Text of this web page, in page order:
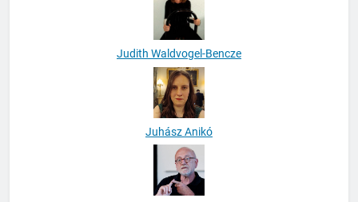
Judith Waldvogel-Bencze
Juhász Anikó